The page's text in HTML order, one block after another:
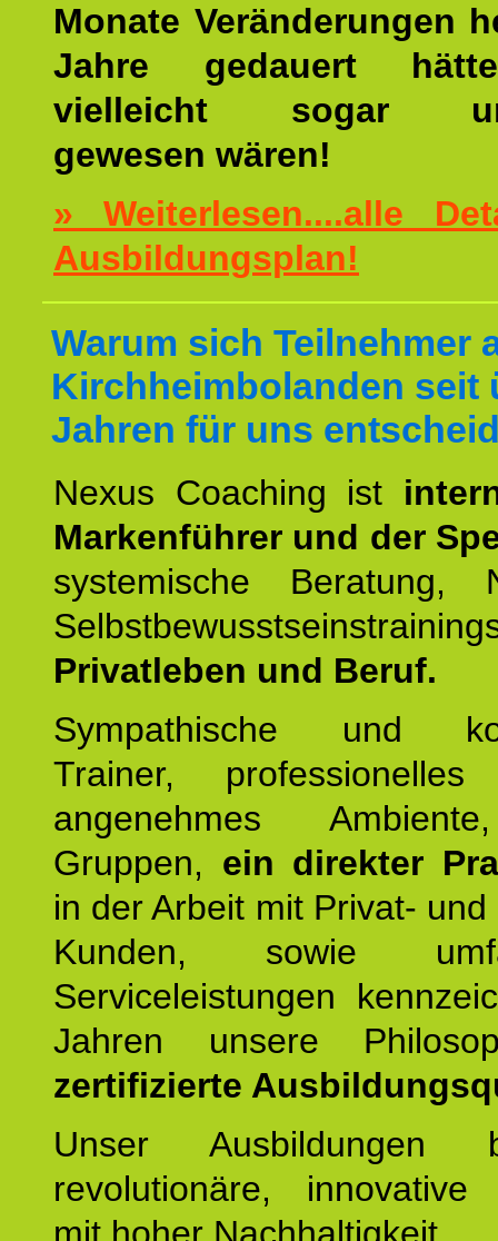
Monate Veränderungen
Jahre gedauert
vielleicht sogar
gewesen wären!
» Weiterlesen....alle
Ausbildungsplan!
Warum sich Teilnehmer
Kirchheimbolanden seit
Jahren für uns
Nexus Coaching ist
Markenführer und der
systemische Beratung,
Privatleben und Beruf.
Sympathische und
Trainer, professionelles
angenehmes
Gruppen, ein direkter
in der Arbeit mit Privat-
Kunden, sowie
Serviceleistungen
Jahren unsere
zertifizierte
Unser Ausbildungen
revolutionäre, innovative